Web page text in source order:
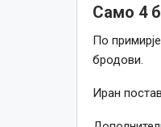
Само 4
По
бродови.
Иран